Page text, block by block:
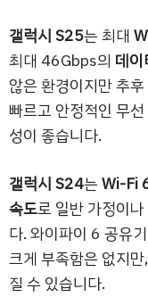
갤럭시 S25는 최대
최대 46Gbps의 데
않은 환경이지만 추후
빠르고 안정적인 무
성이 좋습니다.
갤럭시 S24는Wi-Fi
속도로 일반 가정이
다. 와이파이 6 공유
크게 부족함은 없지
질 수 있습니다.